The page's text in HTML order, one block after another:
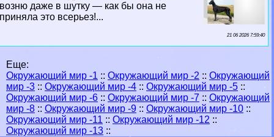
возню даже в шутку — как бы она не
приняла это всерьез!...
21 06 2026 7:59:40
Еще:
Окружающий мир -1 :: Окружающий мир -2 :: Окружающий
мир -3 :: Окружающий мир -4 :: Окружающий мир -5 ::
Окружающий мир -6 :: Окружающий мир -7 :: Окружающий
мир -8 :: Окружающий мир -9 :: Окружающий мир -10 ::
Окружающий мир -11 :: Окружающий мир -12 ::
Окружающий мир -13 ::